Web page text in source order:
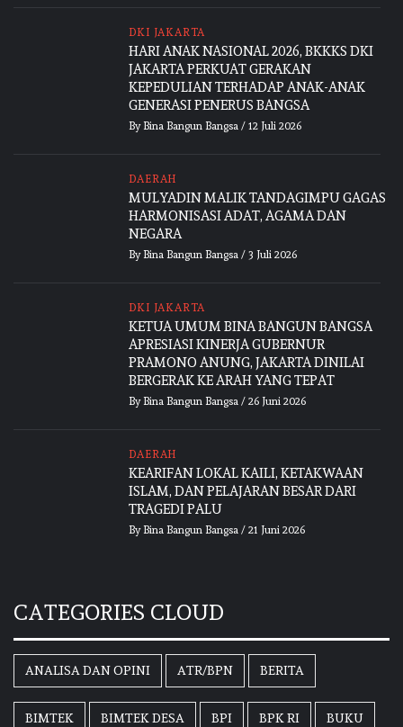
DKI JAKARTA
HARI ANAK NASIONAL 2026, BKKKS DKI
JAKARTA PERKUAT GERAKAN
KEPEDULIAN TERHADAP ANAK-ANAK
GENERASI PENERUS BANGSA
By Bina Bangun Bangsa/ 12 Juli 2026
DAERAH
MULYADIN MALIK TANDAGIMPU GAGAS
HARMONISASI ADAT, AGAMA DAN
NEGARA
By Bina Bangun Bangsa/ 3 Juli 2026
DKI JAKARTA
KETUA UMUM BINA BANGUN BANGSA
APRESIASI KINERJA GUBERNUR
PRAMONO ANUNG, JAKARTA DINILAI
BERGERAK KE ARAH YANG TEPAT
By Bina Bangun Bangsa/ 26 Juni 2026
DAERAH
KEARIFAN LOKAL KAILI, KETAKWAAN
ISLAM, DAN PELAJARAN BESAR DARI
TRAGEDI PALU
By Bina Bangun Bangsa/ 21 Juni 2026
CATEGORIES CLOUD
ANALISA DAN OPINI ATR/BPN BERITA
BIMTEK BIMTEK DESA BPI BPK RI BUKU